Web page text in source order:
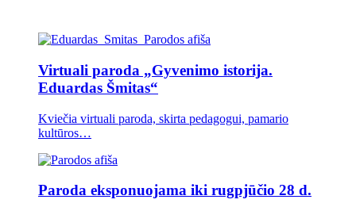
Virtuali paroda „Gyvenimo istorija.
Eduardas Šmitas“
Kviečia virtuali paroda, skirta pedagogui, pamario
kultūros…
Paroda eksponuojama iki rugpjūčio 28 d.